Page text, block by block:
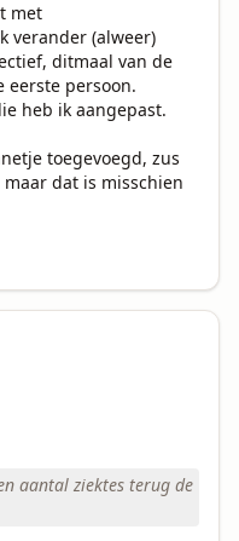
met
verander (alweer)
ditmaal van de
eerste persoon.
heb ik aangepast.
toegevoegd, zus
dat is misschien
aantal ziektes terug de